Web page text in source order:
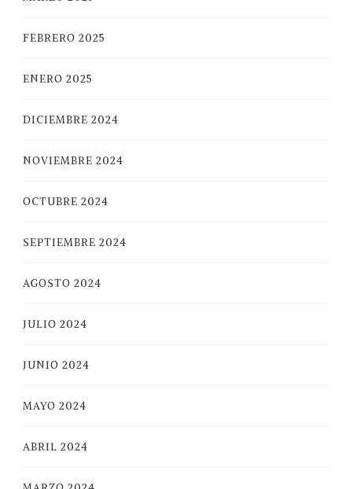
FEBRERO 2025
ENERO 2025
DICIEMBRE 2024
NOVIEMBRE 2024
OCTUBRE 2024
SEPTIEMBRE 2024
AGOSTO 2024
JULIO 2024
JUNIO 2024
MAYO 2024
ABRIL 2024